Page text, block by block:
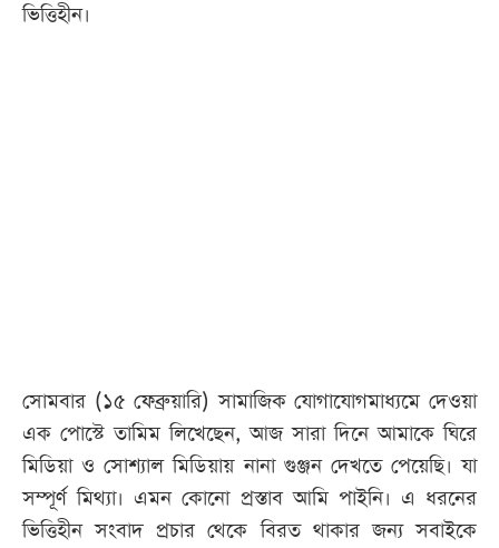
ভিত্তিহীন।
সোমবার (১৫ ফেব্রুয়ারি) সামাজিক যোগাযোগমাধ্যমে দেওয়া
এক পোস্টে তামিম লিখেছেন, আজ সারা দিনে আমাকে ঘিরে
মিডিয়া ও সোশ্যাল মিডিয়ায় নানা গুঞ্জন দেখতে পেয়েছি। যা
সম্পূর্ণ মিথ্যা। এমন কোনো প্রস্তাব আমি পাইনি। এ ধরনের
ভিত্তিহীন সংবাদ প্রচার থেকে বিরত থাকার জন্য সবাইকে